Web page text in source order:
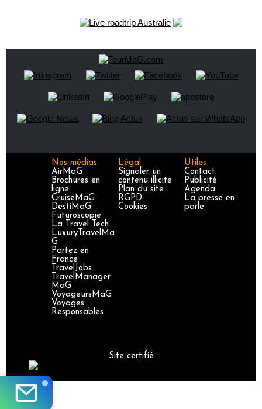
Nos médias
AirMaG
Brochures en
ligne
CruiseMaG
DestiMaG
Futuroscopie
La Travel Tech
LuxuryTravelMa
G
Partez en
France
TravelJobs
TravelManager
MaG
VoyageursMaG
Voyages
Responsables
Légal
Signaler un
contenu illicite
Plan du site
RGPD
Cookies
Utiles
Contact
Publicité
Agenda
La presse en
parle
Site certifié